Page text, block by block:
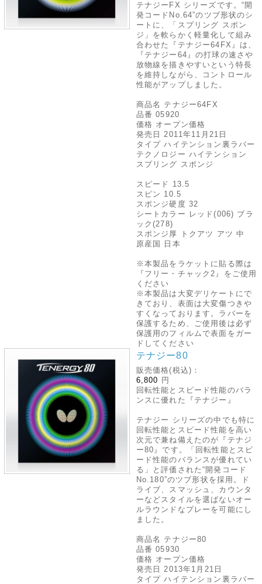
テナジーFX シリーズです。“開
発コードNo.64”のツブ形状のシ
ートに、「スプリング スポン
ジ」を軟らかく軽量化して組み
合わせた『テナジー64FX』は、
『テナジー64』の打球の速さや
放物線を描きやすいという特長
を維持しながら、コントロール
性能がアップしました。
商品名 テナジー64FX
品番 05920
価格 オープン価格
発売日 2011年11月21日
タイプ ハイテンション裏ラバー
テクノロジー ハイテンション
スプリング スポンジ
スピード 13.5
スピン 10.5
スポンジ硬度 32
シートカラー レッド(006) ブラ
ック(278)
スポンジ厚 トクアツ アツ 中
原産国 日本
※本製品をラケットに貼る際は
『フリー・チャック2』をご使用
ください
※本製品は大変デリケートにで
きており、表面は大変傷つきや
すくなっております。ラバーを
保護するため、ご使用後は必ず
保護用のフィルムで表面をガー
ドしてください
テナジー80
販売価格(税込)：
6,800 円
回転性能とスピード性能のバラ
ンスに優れた『テナジー』
テナジー シリーズの中でも特に
回転性能とスピード性能を高い
次元で兼ね備えたのが『テナジ
ー80』です。「回転性能とスピ
ード性能のバランスが優れてい
る」と評価された“開発コード
No.180”のツブ形状を採用。ド
ライブ、スマッシュ、カウンタ
ーなどスタイルを選ばないオー
ルラウンドなプレーを可能にし
ました。
商品名 テナジー80
品番 05930
価格 オープン価格
発売日 2013年1月21日
タイプ ハイテンション裏ラバー